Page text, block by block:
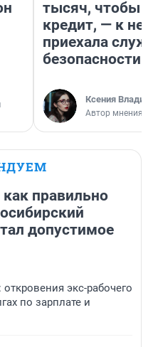
тысяч, чтобы
кредит, — к
приехала
безопасности
Ксения
Автор мнения
правильно
допустимое
экс-рабочего
по зарплате и